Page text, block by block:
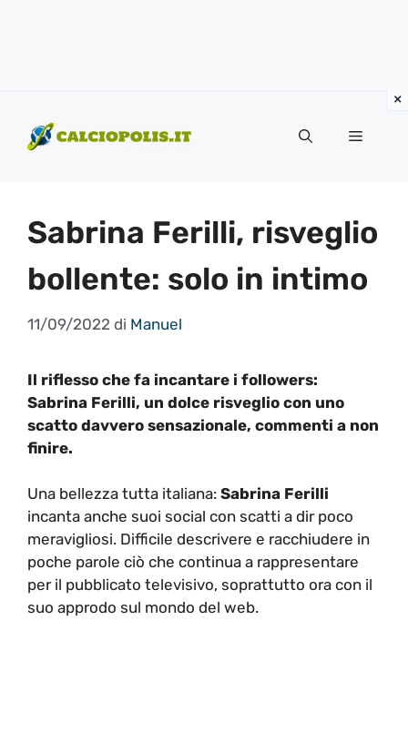
contenuto
Menu
Sabrina Ferilli, risveglio
bollente: solo in intimo
11/09/2022 di Manuel
Il riflesso che fa incantare i followers:
Sabrina Ferilli, un dolce risveglio con uno
scatto davvero sensazionale, commenti a non
finire.
Una bellezza tutta italiana: Sabrina Ferilli
incanta anche suoi social con scatti a dir poco
meravigliosi. Difficile descrivere e racchiudere in
poche parole ciò che continua a rappresentare
per il pubblicato televisivo, soprattutto ora con il
suo approdo sul mondo del web.